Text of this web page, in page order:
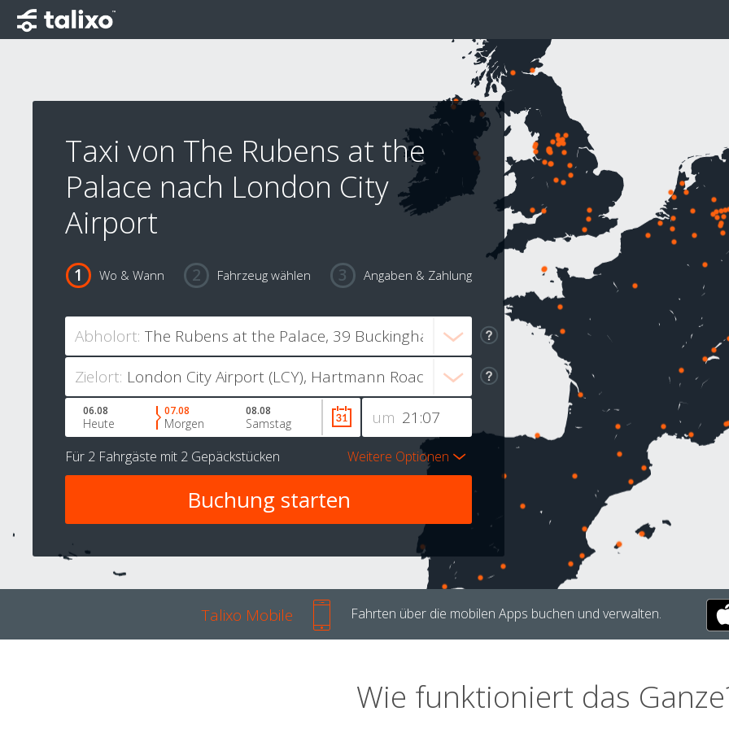
Taxi von The Rubens at the
Palace nach London City
Airport
Wo & Wann Fahrzeug wählen Angaben & Zahlung
Abholort:
Zielort:
um
06.08
Heute
07.08
Morgen
08.08
Samstag
Für 2 Fahrgäste mit 2 Gepäckstücken Weitere Optionen
Talixo Mobile Fahrten über die mobilen Apps buchen und verwalten.
Wie funktioniert das